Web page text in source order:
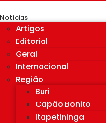
Notícias
Artigos
Editorial
Geral
Internacional
Região
Buri
Capão Bonito
Itapetininga